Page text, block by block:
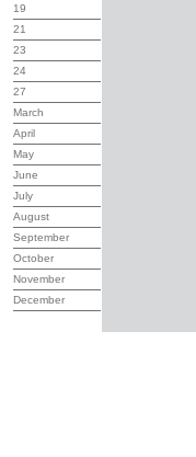
19
21
23
24
27
March
April
May
June
July
August
September
October
November
December